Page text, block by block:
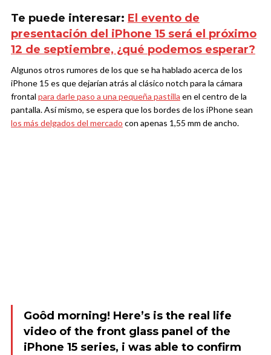
Te puede interesar: El evento de
presentación del iPhone 15 será el próximo
12 de septiembre, ¿qué podemos esperar?
Algunos otros rumores de los que se ha hablado acerca de los
iPhone 15 es que dejarían atrás al clásico notch para la cámara
frontal para darle paso a una pequeña pastilla en el centro de la
pantalla. Así mismo, se espera que los bordes de los iPhone sean
los más delgados del mercado con apenas 1,55 mm de ancho.
Goôd morning! Here’s is the real life
video of the front glass panel of the
iPhone 15 series, i was able to confirm